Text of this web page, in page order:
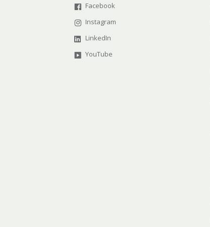
Facebook
Instagram
LinkedIn
YouTube